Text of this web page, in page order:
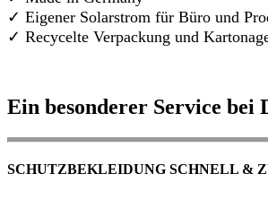
✓ Eigener Solarstrom für Büro und
✓ Recycelte Verpackung und
Ein besonderer Service bei
SCHUTZBEKLEIDUNG SCHNELL &